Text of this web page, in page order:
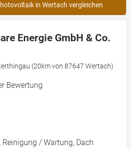
in Wertach vergleichen
Energie GmbH & Co.
(20km von 87647 Wertach)
Bewertung
/ Wartung, Dach